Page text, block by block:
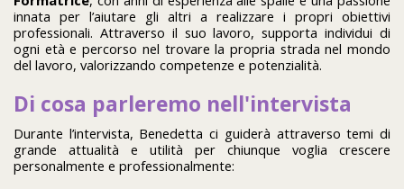
innata per l’aiutare gli altri a realizzare i propri obiettivi
professionali. Attraverso il suo lavoro, supporta individui di
ogni età e percorso nel trovare la propria strada nel mondo
del lavoro, valorizzando competenze e potenzialità.
Di cosa parleremo nell'intervista
Durante l’intervista, Benedetta ci guiderà attraverso temi di
grande attualità e utilità per chiunque voglia crescere
personalmente e professionalmente: